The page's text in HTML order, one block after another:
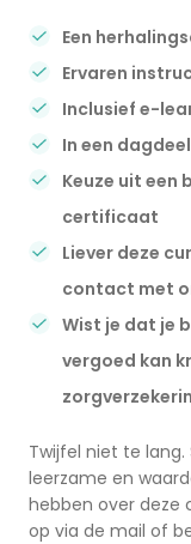
Een
Ervaren
Inclusief e-
In een
Keuze uit een
certificaat
Liever deze
contact met
Wist je dat je
vergoed kan
Twijfel niet te lang.
leerzame en
hebben over deze
op via de mail of